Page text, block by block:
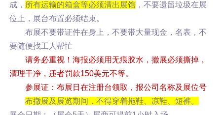
成， 所有运输的箱盒等必须清出展馆，不要遗留垃圾在展
位上，展台布置必须结束。
布展不要带证件在身上，不要带大量现金，名表，不
要随便找工人帮忙
请务必重视！海报必须用无痕胶水，撤展必须撕掉，
清理干净，违者罚款150美元不等。
参展证：布展日在注册台领取，报公司名称及展位号
布撤展及展览期间，不得穿着拖鞋、凉鞋、短裤。